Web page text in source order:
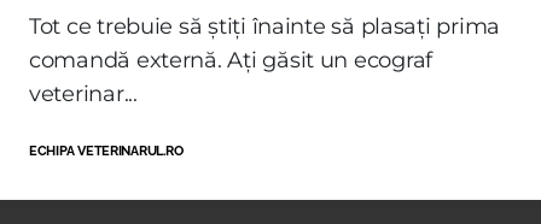
Tot ce trebuie să știți înainte să plasați prima
comandă externă. Ați găsit un ecograf
veterinar...
ECHIPA VETERINARUL.RO